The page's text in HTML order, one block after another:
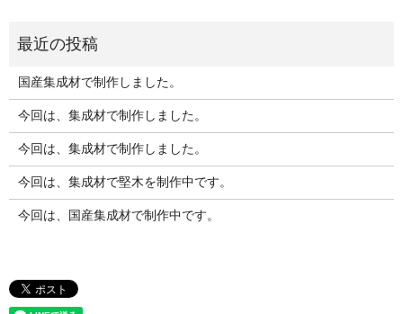
国産集成材で制作しました。
今回は、集成材で制作しました。
今回は、集成材で制作しました。
今回は、集成材で堅木を制作中です。
今回は、国産集成材で制作中です。